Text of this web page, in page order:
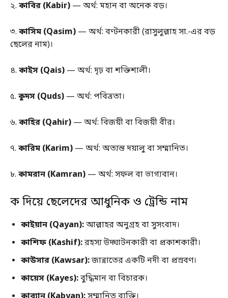
২. কাবির (Kabir) — অর্থ: মহান বা অনেক বড়।
৩. কাসিম (Qasim) — অর্থ: বণ্টনকারী (রাসুলুল্লাহ সা.-এর বড়
ছেলের নাম)।
৪. কাইস (Qais) — অর্থ: দৃঢ় বা শক্তিশালী।
৫. কুদস (Quds) — অর্থ: পবিত্রতা।
৬. কাহির (Qahir) — অর্থ: বিজয়ী বা বিজয়ী বীর।
৭. কারিম (Karim) — অর্থ: অত্যন্ত দয়ালু বা সম্মানিত।
৮. কামরান (Kamran) — অর্থ: সফল বা ভাগ্যবান।
ক দিয়ে ছেলেদের আধুনিক ও ট্রেন্ডি নাম
কাইয়ান (Qayan):আল্লাহর অনুগ্রহ বা সুসংবাদ।
কাশিফ (Kashif):রহস্য উদ্ঘাটনকারী বা প্রকাশকারী।
কাউসার (Kawsar):জান্নাতের একটি নদী বা প্রস্রবণ।
কায়েস (Kayes):বুদ্ধিমান বা বিচারক।